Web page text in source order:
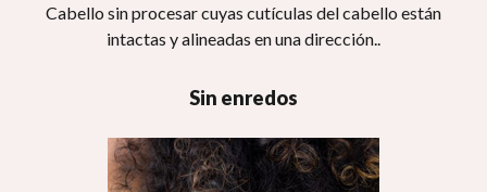
Cabello sin procesar cuyas cutículas del cabello están
intactas y alineadas en una dirección..
Sin enredos